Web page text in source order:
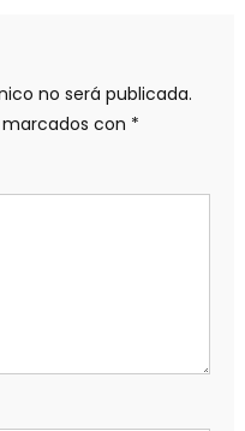
no será publicada.
con *